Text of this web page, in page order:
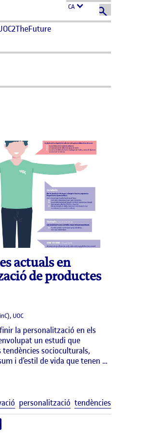
CA
actuals en
de productes
UOC
la personalització en els
un estudi que
socioculturals,
i d’estil de vida que tenen …
Etiquetes
personalització tendències